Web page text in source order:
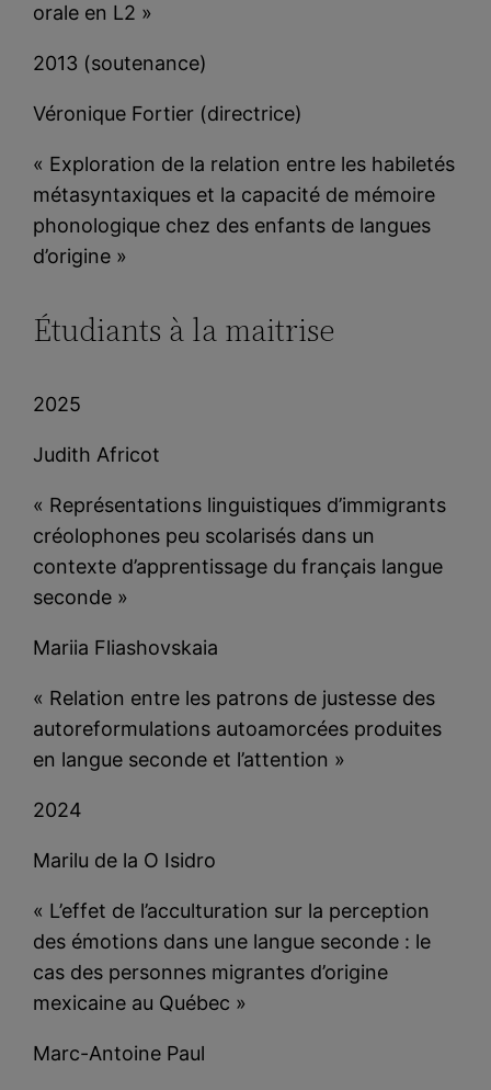
orale en L2 »
2013 (soutenance)
Véronique Fortier (directrice)
« Exploration de la relation entre les habiletés
métasyntaxiques et la capacité de mémoire
phonologique chez des enfants de langues
d’origine »
Étudiants à la maitrise
2025
Judith Africot
« Représentations linguistiques d’immigrants
créolophones peu scolarisés dans un
contexte d’apprentissage du français langue
seconde »
Mariia Fliashovskaia
« Relation entre les patrons de justesse des
autoreformulations autoamorcées produites
en langue seconde et l’attention »
2024
Marilu de la O Isidro
« L’effet de l’acculturation sur la perception
des émotions dans une langue seconde : le
cas des personnes migrantes d’origine
mexicaine au Québec »
Marc-Antoine Paul